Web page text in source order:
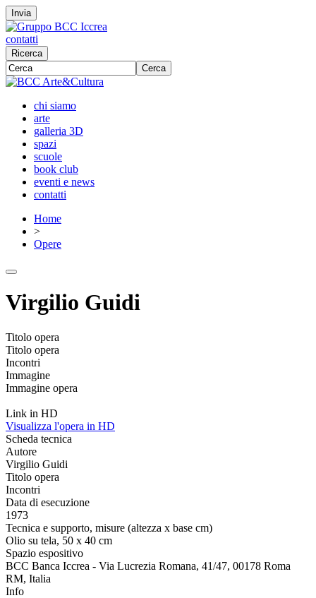
Invia
contatti
Ricerca
Cerca
chi siamo
arte
galleria 3D
spazi
scuole
book club
eventi e news
contatti
Home
>
Opere
Virgilio Guidi
Titolo opera
Titolo opera
Incontri
Immagine
Immagine opera
Link in HD
Visualizza l'opera in HD
Scheda tecnica
Autore
Virgilio Guidi
Titolo opera
Incontri
Data di esecuzione
1973
Tecnica e supporto, misure (altezza x base cm)
Olio su tela, 50 x 40 cm
Spazio espositivo
BCC Banca Iccrea - Via Lucrezia Romana, 41/47, 00178 Roma
RM, Italia
Info